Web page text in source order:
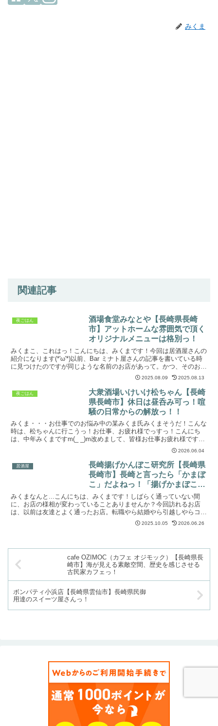
みくま
関連記事
夜ごはん
酒場食堂みなとや【長崎県長崎
市】アットホームな雰囲気で頂く
オリジナルメニューは格別っ！
みくまこ、これはっ！こんにちは、みくまです！今回は居酒屋さんの
紹介になります(*'ω'*)以前、Bar ミナト屋さんの記事を書いている時
に見つけたのですが同じような名前のお店があって。かつ、そのお店
のホームページを見てたら私が大好きな銘柄の...2025.08.09 2025.08.13
夜ごはん
大衆酒場いけいけ松ちゃん【長崎
県長崎市】休日は昼呑み可っ！喧
騒の日常からの解放っ！！
みくま・・・お仕事でのお悩み中の某みくま氏みくまそうだ！こんな
時は、松ちゃんに行こうっ！お仕事、お疲れ様でっすっ！こんにち
は、中年みくまですm(_ _)m改めまして、皆様お仕事お疲れ様です
2026.06.04
居酒屋
長崎揚げかんぼこ研究所【長崎県
長崎市】長崎と言ったら「かまぼ
こ」だよねっ！「揚げかまぼこ」
のアテ吞みは最高だよねっ！
みくまなんと...こんにちは、みくまです！しばらく通っていない間
に、お店の様相が変わっていることありませんか？今回訪れるお店
は、以前は友達とよく通ったお店。転職やら結婚やら引越しやらコロ
ナ禍やら。それぞれのライフステージの変化でかつての友達...
2025.10.05 2026.06.26
cafe OZIMOC（カフェ オジモック）【長崎県長
崎市】海が見える素敵空間、歴史を感じさせる
古民家カフェっ！
ボンパティ小浜店【長崎県雲仙市】長崎県民御
用達のスイーツ屋さんっ！